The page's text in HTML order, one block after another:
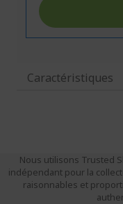
Caractéristiques
Nous utilisons Trusted
indépendant pour la
raisonnables et